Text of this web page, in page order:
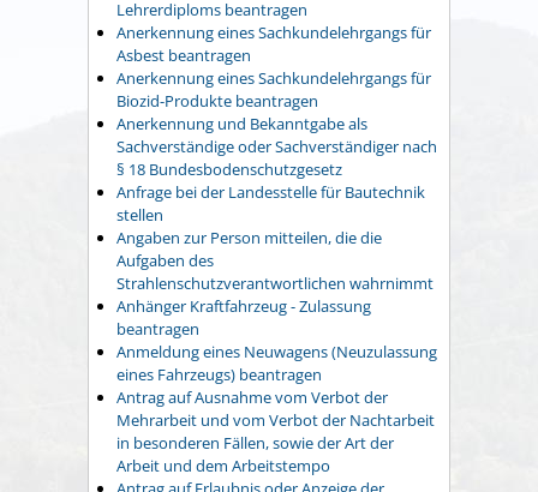
Lehrerdiploms beantragen
Anerkennung eines Sachkundelehrgangs für
Asbest beantragen
Anerkennung eines Sachkundelehrgangs für
Biozid-Produkte beantragen
Anerkennung und Bekanntgabe als
Sachverständige oder Sachverständiger nach
§ 18 Bundesbodenschutzgesetz
Anfrage bei der Landesstelle für Bautechnik
stellen
Angaben zur Person mitteilen, die die
Aufgaben des
Strahlenschutzverantwortlichen wahrnimmt
Anhänger Kraftfahrzeug - Zulassung
beantragen
Anmeldung eines Neuwagens (Neuzulassung
eines Fahrzeugs) beantragen
Antrag auf Ausnahme vom Verbot der
Mehrarbeit und vom Verbot der Nachtarbeit
in besonderen Fällen, sowie der Art der
Arbeit und dem Arbeitstempo